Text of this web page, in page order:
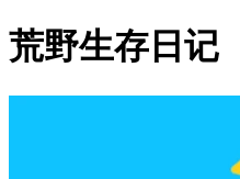
荒野生存日记